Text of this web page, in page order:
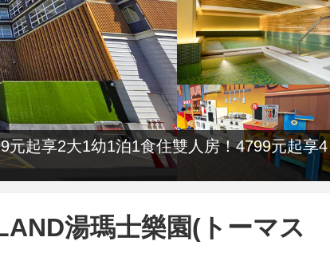
起享2大1幼1泊1食住雙人房！4799元起享4
湯瑪士樂園(トーマス